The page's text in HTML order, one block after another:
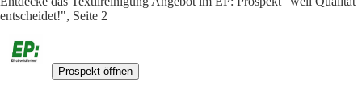
entscheidet!", Seite 2
Prospekt öffnen